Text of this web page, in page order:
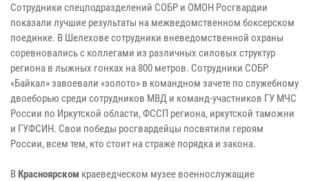
Сотрудники спецподразделений СОБР и ОМОН Росгвардии
показали лучшие результаты на межведомственном боксерском
поединке. В Шелехове сотрудники вневедомственной охраны
соревновались с коллегами из различных силовых структур
региона в лыжных гонках на 800 метров. Сотрудники СОБР
«Байкал» завоевали «золото» в командном зачете по служебному
двоеборью среди сотрудников МВД и команд-участников ГУ МЧС
России по Иркутской области, ФССП региона, иркутской таможни
и ГУФСИН. Свои победы росгвардейцы посвятили героям
России, всем тем, кто стоит на страже порядка и закона.
В Красноярском краеведческом музее военнослужащие